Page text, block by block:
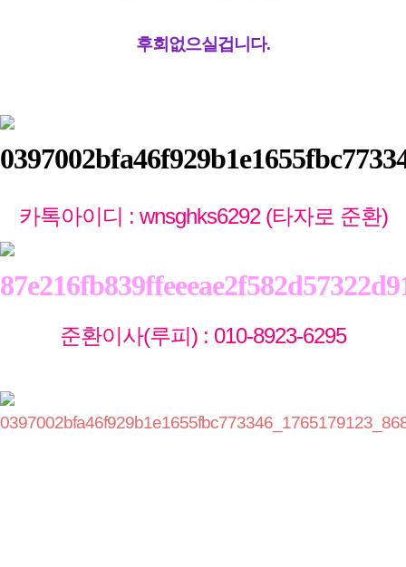
후회없으실겁니다.
카톡아이디 : wnsghks6292 (타자로 준환)
준환이사(루피) : 010-8923-6295